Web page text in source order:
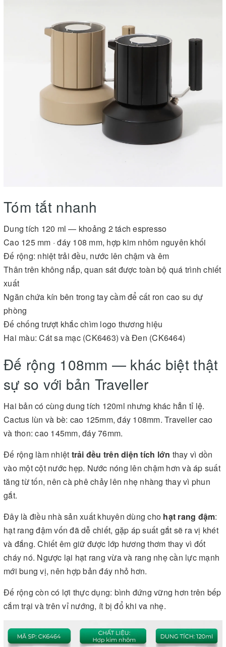
Tóm tắt nhanh
Dung tích 120 ml — khoảng 2 tách espresso
Cao 125 mm · đáy 108 mm, hợp kim nhôm nguyên khối
Đế rộng: nhiệt trải đều, nước lên chậm và êm
Thân trên không nắp, quan sát được toàn bộ quá trình chiết
xuất
Ngăn chứa kín bên trong tay cầm để cất ron cao su dự
phòng
Đế chống trượt khắc chìm logo thương hiệu
Hai màu: Cát sa mạc (CK6463) và Đen (CK6464)
Đế rộng 108mm — khác biệt thật
sự so với bản Traveller
Hai bản có cùng dung tích 120ml nhưng khác hẳn tỉ lệ.
Cactus lùn và bè: cao 125mm, đáy 108mm. Traveller cao
và thon: cao 145mm, đáy 76mm.
Đế rộng làm nhiệt trải đều trên diện tích lớn thay vì dồn
vào một cột nước hẹp. Nước nóng lên chậm hơn và áp suất
tăng từ tốn, nên cà phê chảy lên nhẹ nhàng thay vì phun
gắt.
Đây là điều nhà sản xuất khuyên dùng cho hạt rang đậm:
hạt rang đậm vốn đã dễ chiết, gặp áp suất gắt sẽ ra vị khét
và đắng. Chiết êm giữ được lớp hương thơm thay vì đốt
cháy nó. Ngược lại hạt rang vừa và rang nhẹ cần lực mạnh
mới bung vị, nên hợp bản đáy nhỏ hơn.
Đế rộng còn có lợi thực dụng: bình đứng vững hơn trên bếp
cắm trại và trên vỉ nướng, ít bị đổ khi va nhẹ.